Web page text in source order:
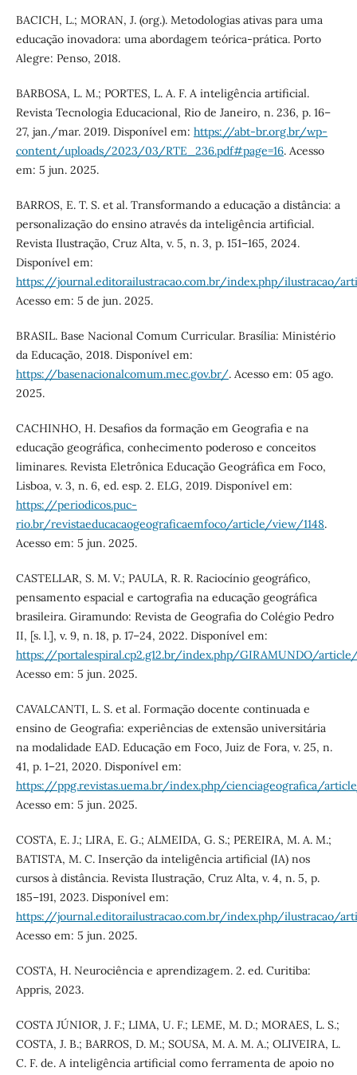
BACICH, L.; MORAN, J. (org.). Metodologias ativas para uma
educação inovadora: uma abordagem teórica-prática. Porto
Alegre: Penso, 2018.
BARBOSA, L. M.; PORTES, L. A. F. A inteligência artificial.
Revista Tecnologia Educacional, Rio de Janeiro, n. 236, p. 16–
27, jan./mar. 2019. Disponível em: https://abt-br.org.br/wp-
content/uploads/2023/03/RTE_236.pdf#page=16. Acesso
em: 5 jun. 2025.
BARROS, E. T. S. et al. Transformando a educação a distância: a
personalização do ensino através da inteligência artificial.
Revista Ilustração, Cruz Alta, v. 5, n. 3, p. 151–165, 2024.
Disponível em:
https://journal.editorailustracao.com.br/index.php/ilustracao/
Acesso em: 5 de jun. 2025.
BRASIL. Base Nacional Comum Curricular. Brasília: Ministério
da Educação, 2018. Disponível em:
https://basenacionalcomum.mec.gov.br/. Acesso em: 05 ago.
2025.
CACHINHO, H. Desafios da formação em Geografia e na
educação geográfica, conhecimento poderoso e conceitos
liminares. Revista Eletrônica Educação Geográfica em Foco,
Lisboa, v. 3, n. 6, ed. esp. 2. ELG, 2019. Disponível em:
https://periodicos.puc-
rio.br/revistaeducacaogeograficaemfoco/article/view/1148.
Acesso em: 5 jun. 2025.
CASTELLAR, S. M. V.; PAULA, R. R. Raciocínio geográfico,
pensamento espacial e cartografia na educação geográfica
brasileira. Giramundo: Revista de Geografia do Colégio Pedro
II, [s. l.], v. 9, n. 18, p. 17–24, 2022. Disponível em:
https://portalespiral.cp2.g12.br/index.php/GIRAMUNDO/
Acesso em: 5 jun. 2025.
CAVALCANTI, L. S. et al. Formação docente continuada e
ensino de Geografia: experiências de extensão universitária
na modalidade EAD. Educação em Foco, Juiz de Fora, v. 25, n.
41, p. 1–21, 2020. Disponível em:
https://ppg.revistas.uema.br/index.php/cienciageografica/
Acesso em: 5 jun. 2025.
COSTA, E. J.; LIRA, E. G.; ALMEIDA, G. S.; PEREIRA, M. A. M.;
BATISTA, M. C. Inserção da inteligência artificial (IA) nos
cursos à distância. Revista Ilustração, Cruz Alta, v. 4, n. 5, p.
185–191, 2023. Disponível em:
https://journal.editorailustracao.com.br/index.php/ilustracao/
Acesso em: 5 jun. 2025.
COSTA, H. Neurociência e aprendizagem. 2. ed. Curitiba:
Appris, 2023.
COSTA JÚNIOR, J. F.; LIMA, U. F.; LEME, M. D.; MORAES, L. S.;
COSTA, J. B.; BARROS, D. M.; SOUSA, M. A. M. A.; OLIVEIRA, L.
C. F. de. A inteligência artificial como ferramenta de apoio no